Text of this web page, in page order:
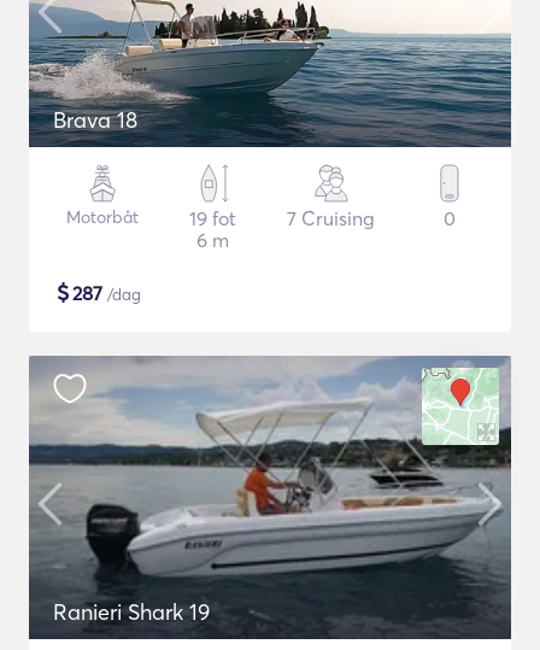
Brava 18
Motorbåt
19 fot
6 m
7 Cruising 0
$287 /dag
Ranieri Shark 19